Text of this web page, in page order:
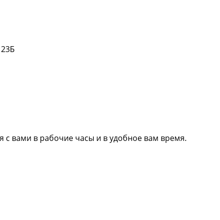
вами в рабочие часы и в удобное вам время.